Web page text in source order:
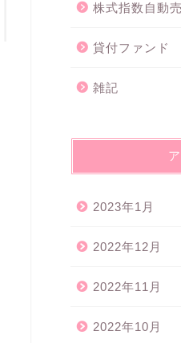
株式指数自動
貸付ファンド
雑記
2023年1月
2022年12月
2022年11月
2022年10月